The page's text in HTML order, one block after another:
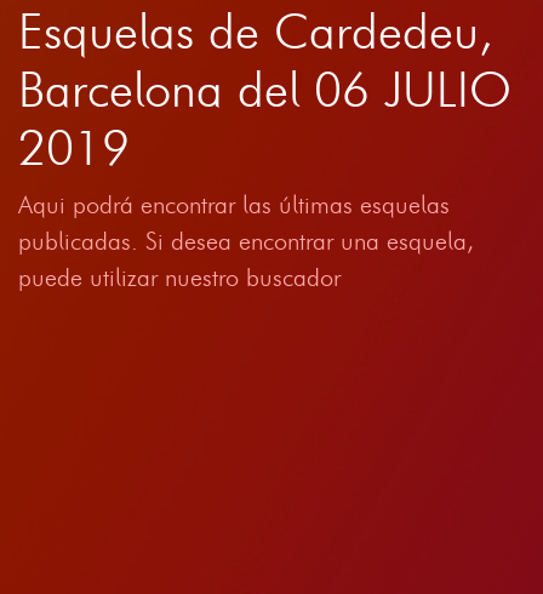
Esquelas de Cardedeu,
Barcelona del 06 JULIO
2019
Aqui podrá encontrar las últimas esquelas
publicadas. Si desea encontrar una esquela,
puede utilizar nuestro buscador